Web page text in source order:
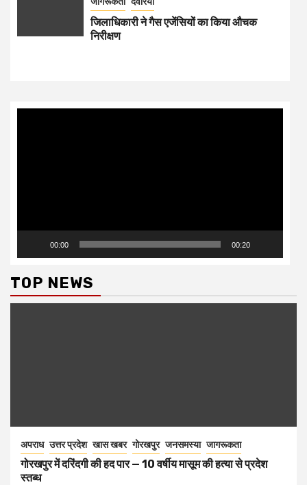
जिलाधिकारी ने गैस एजेंसियों का किया औचक
निरीक्षण
00:00 00:20
TOP NEWS
अपराध उत्तर प्रदेश खास खबर गोरखपुर जनसमस्या जागरूकता
गोरखपुर में दरिंदगी की हद पार — 10 वर्षीय मासूम की हत्या से प्रदेश
स्तब्ध